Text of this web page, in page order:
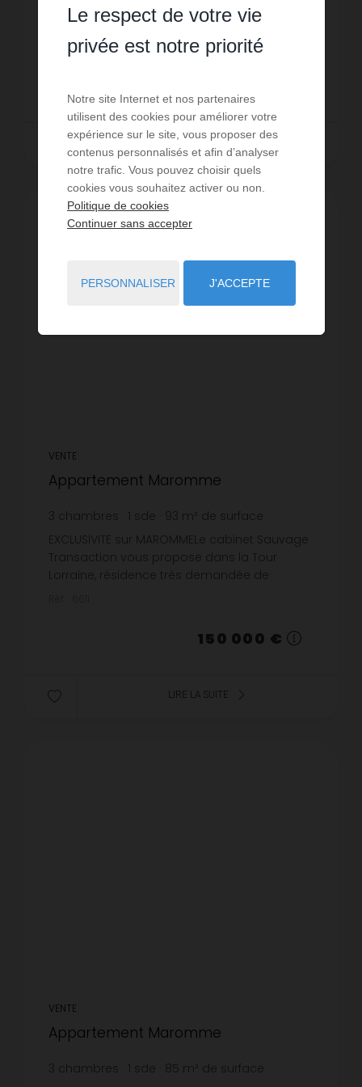
TRANSACTION vous propose, dans une
résidence très demandée sécurisée et avec
ascenseur, à proximité des commerces, des
écoles et des transports; cet apparteme...
Réf. : 6670
LIRE LA SUITE
EXCLUSIVITÉ
VENTE
Appartement Maromme
3 chambres 1 sde 93 m² de surface
1 612,9 € prix / m²
EXCLUSIVITE sur MAROMMELe cabinet Sauvage
Transaction vous propose dans la Tour
Lorraine, résidence très demandée de
150 000 €
LIRE LA SUITE
VENTE
Appartement Maromme
3 chambres 1 sde 85 m² de surface
Le respect de votre vie
privée est notre priorité
Notre site Internet et nos partenaires
utilisent des cookies pour améliorer votre
expérience sur le site, vous proposer des
contenus personnalisés et afin d’analyser
notre trafic. Vous pouvez choisir quels
cookies vous souhaitez activer ou non.
Politique de cookies
Continuer sans accepter
PERSONNALISER J'ACCEPTE